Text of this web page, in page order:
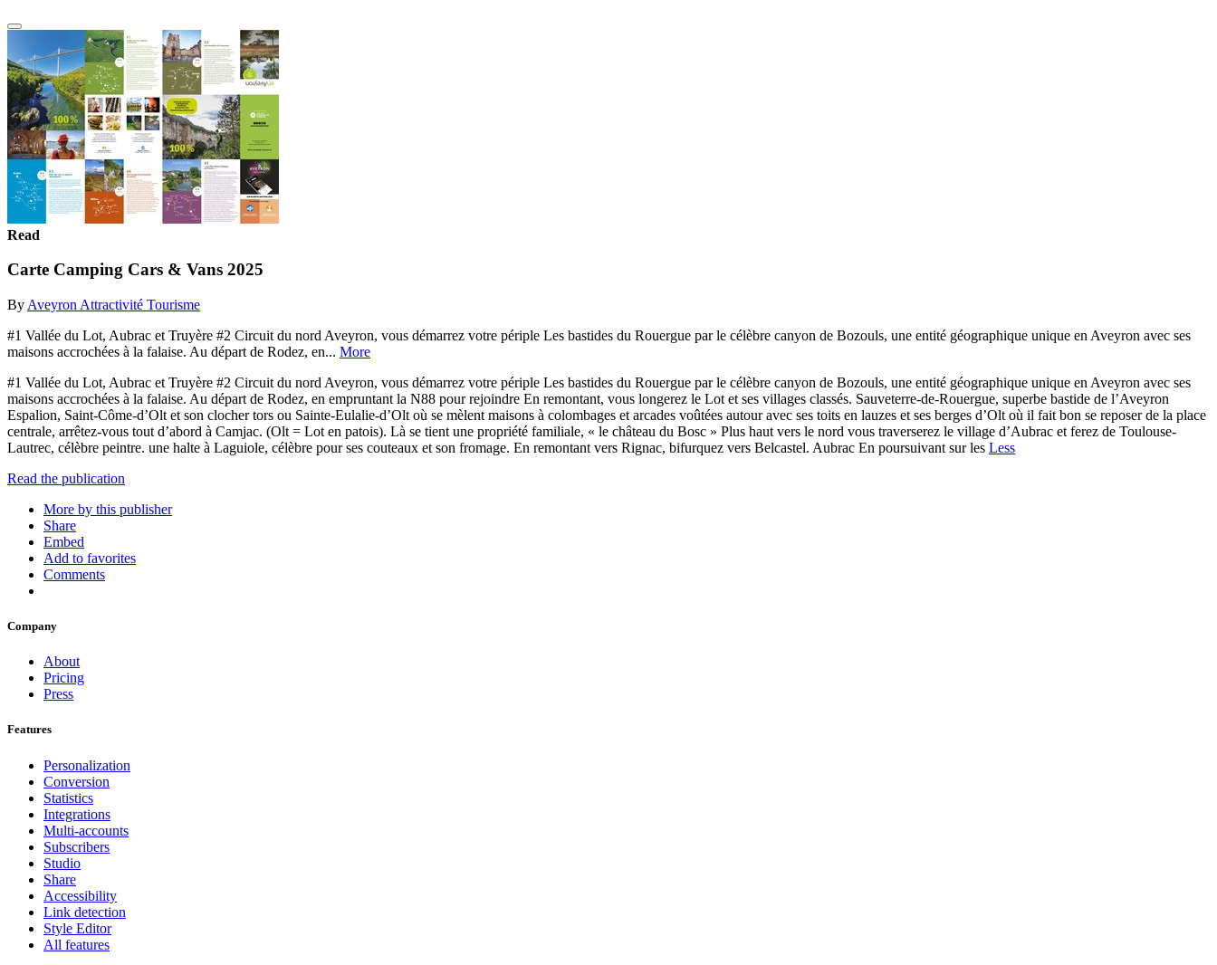
Read
Carte Camping Cars & Vans 2025
By Aveyron Attractivité Tourisme
#1 Vallée du Lot, Aubrac et Truyère #2 Circuit du nord Aveyron, vous démarrez votre périple Les bastides du Rouergue par le célèbre canyon de Bozouls, une entité géographique unique en Aveyron avec ses
maisons accrochées à la falaise. Au départ de Rodez, en... More
#1 Vallée du Lot, Aubrac et Truyère #2 Circuit du nord Aveyron, vous démarrez votre périple Les bastides du Rouergue par le célèbre canyon de Bozouls, une entité géographique unique en Aveyron avec ses
maisons accrochées à la falaise. Au départ de Rodez, en empruntant la N88 pour rejoindre En remontant, vous longerez le Lot et ses villages classés. Sauveterre-de-Rouergue, superbe bastide de l’Aveyron
Espalion, Saint-Côme-d’Olt et son clocher tors ou Sainte-Eulalie-d’Olt où se mèlent maisons à colombages et arcades voûtées autour avec ses toits en lauzes et ses berges d’Olt où il fait bon se reposer de la place
centrale, arrêtez-vous tout d’abord à Camjac. (Olt = Lot en patois). Là se tient une propriété familiale, « le château du Bosc » Plus haut vers le nord vous traverserez le village d’Aubrac et ferez de Toulouse-
Lautrec, célèbre peintre. une halte à Laguiole, célèbre pour ses couteaux et son fromage. En remontant vers Rignac, bifurquez vers Belcastel. Aubrac En poursuivant sur les Less
Read the publication
More by this publisher
Share
Embed
Add to favorites
Comments
Company
About
Pricing
Press
Features
Personalization
Conversion
Statistics
Integrations
Multi-accounts
Subscribers
Studio
Share
Accessibility
Link detection
Style Editor
All features